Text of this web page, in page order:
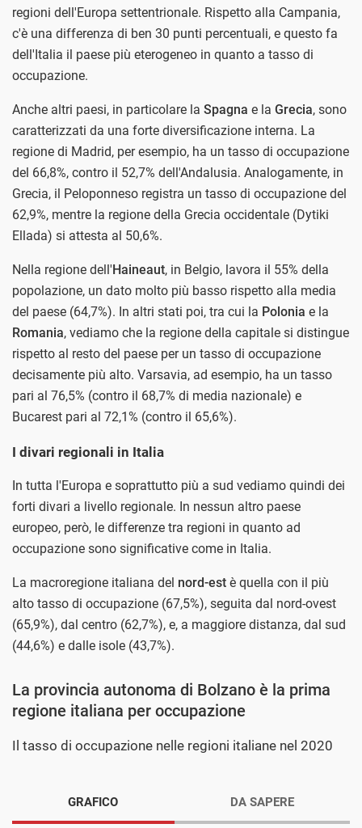
regioni dell'Europa settentrionale. Rispetto alla Campania,
c'è una differenza di ben 30 punti percentuali, e questo fa
dell'Italia il paese più eterogeneo in quanto a tasso di
occupazione.
Anche altri paesi, in particolare la Spagna e la Grecia, sono
caratterizzati da una forte diversificazione interna. La
regione di Madrid, per esempio, ha un tasso di occupazione
del 66,8%, contro il 52,7% dell'Andalusia. Analogamente, in
Grecia, il Peloponneso registra un tasso di occupazione del
62,9%, mentre la regione della Grecia occidentale (Dytiki
Ellada) si attesta al 50,6%.
Nella regione dell'Haineaut, in Belgio, lavora il 55% della
popolazione, un dato molto più basso rispetto alla media
del paese (64,7%). In altri stati poi, tra cui la Polonia e la
Romania, vediamo che la regione della capitale si distingue
rispetto al resto del paese per un tasso di occupazione
decisamente più alto. Varsavia, ad esempio, ha un tasso
pari al 76,5% (contro il 68,7% di media nazionale) e
Bucarest pari al 72,1% (contro il 65,6%).
I divari regionali in Italia
In tutta l'Europa e soprattutto più a sud vediamo quindi dei
forti divari a livello regionale. In nessun altro paese
europeo, però, le differenze tra regioni in quanto ad
occupazione sono significative come in Italia.
La macroregione italiana del nord-est è quella con il più
alto tasso di occupazione (67,5%), seguita dal nord-ovest
(65,9%), dal centro (62,7%), e, a maggiore distanza, dal sud
(44,6%) e dalle isole (43,7%).
La provincia autonoma di Bolzano è la prima
regione italiana per occupazione
Il tasso di occupazione nelle regioni italiane nel 2020
GRAFICO DA SAPERE